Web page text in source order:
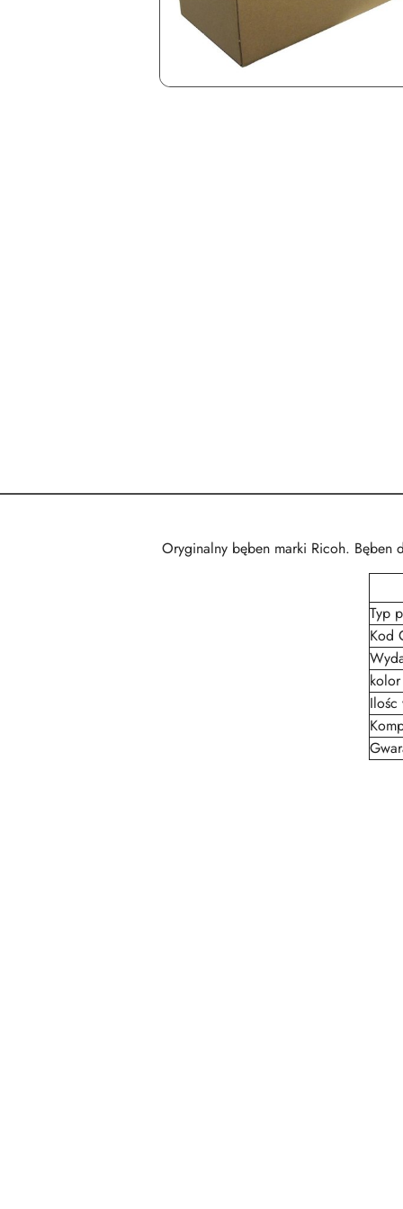
Oryginalny bęben marki Ricoh. Bęben
Typ
Kod
kolor
Ilośc